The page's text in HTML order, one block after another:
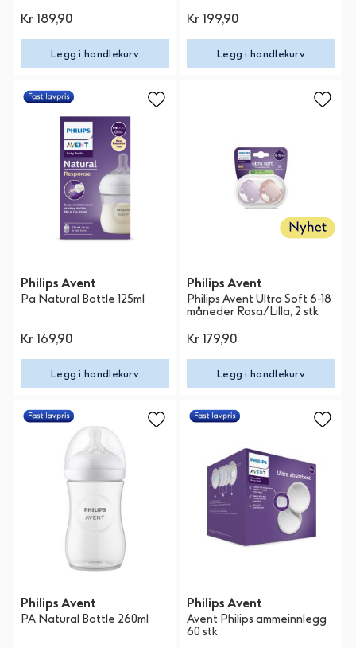
Kr 189,90
Legg i handlekurv
Kr 199,90
Legg i handlekurv
Philips Avent
Pa Natural Bottle 125ml
Kr 169,90
Legg i handlekurv
Philips Avent
Philips Avent Ultra Soft 6-18
måneder Rosa/Lilla, 2 stk
Kr 179,90
Legg i handlekurv
Philips Avent
PA Natural Bottle 260ml
Philips Avent
Avent Philips ammeinnlegg
60 stk